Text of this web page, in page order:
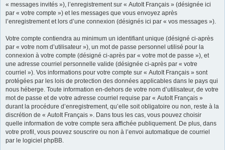
« messages invités »), l’enregistrement sur « AutoIt Français » (désignée ici
par « votre compte ») et les messages que vous envoyez après
l’enregistrement et lors d’une connexion (désignés ici par « vos messages »).
Votre compte contiendra au minimum un identifiant unique (désigné ci-après
par « votre nom d’utilisateur »), un mot de passe personnel utilisé pour la
connexion à votre compte (désigné ci-après par « votre mot de passe »), et
une adresse courriel personnelle valide (désignée ci-après par « votre
courriel »). Vos informations pour votre compte sur « AutoIt Français » sont
protégées par les lois de protection des données applicables dans le pays qui
nous héberge. Toute information en-dehors de votre nom d’utilisateur, de votre
mot de passe et de votre adresse courriel requise par « AutoIt Français »
durant la procédure d’enregistrement, qu’elle soit obligatoire ou non, reste à la
discrétion de « AutoIt Français ». Dans tous les cas, vous pouvez choisir
quelle information de votre compte sera affichée publiquement. De plus, dans
votre profil, vous pouvez souscrire ou non à l’envoi automatique de courriel
par le logiciel phpBB.